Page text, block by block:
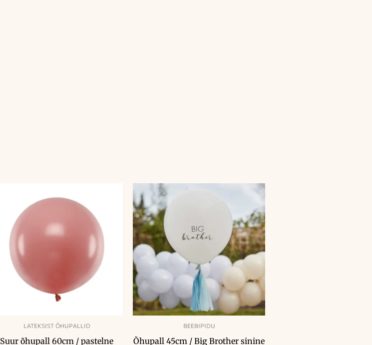
LATEKSIST ÕHUPALLID
Suur õhupall 60cm / pastelne
BEEBIPIDU
Õhupall 45cm / Big Brother sinine